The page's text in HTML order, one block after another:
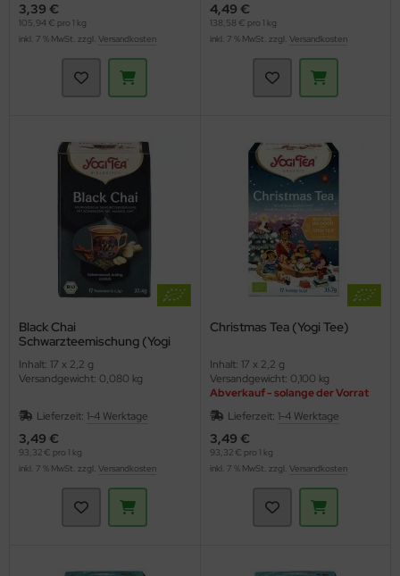
3,39 €
105,94 € pro 1 kg
inkl. 7 % MwSt. zzgl. Versandkosten
4,49 €
138,58 € pro 1 kg
inkl. 7 % MwSt. zzgl. Versandkosten
Black Chai
Schwarzteemischung (Yogi
Inhalt: 17 x 2,2 g
Versandgewicht: 0,080 kg
Lieferzeit: 1-4 Werktage
3,49 €
93,32 € pro 1 kg
inkl. 7 % MwSt. zzgl. Versandkosten
Christmas Tea (Yogi Tee)
Inhalt: 17 x 2,2 g
Versandgewicht: 0,100 kg
Abverkauf - solange der Vorrat
reicht
Lieferzeit: 1-4 Werktage
3,49 €
93,32 € pro 1 kg
inkl. 7 % MwSt. zzgl. Versandkosten